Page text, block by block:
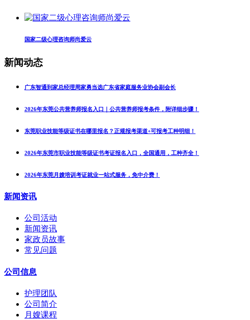
国家二级心理咨询师尚爱云
新闻动态
广东智通到家总经理周家勇当选广东省家庭服务业协会副会长
2026年东莞公共营养师报名入口｜公共营养师报考条件，附详细步骤！
东莞职业技能等级证书在哪里报名？正规报考渠道+可报考工种明细！
2026年东莞市职业技能等级证书考证报名入口，全国通用，工种齐全！
2026年东莞月嫂培训考证就业一站式服务，免中介费！
新闻资讯
公司活动
新闻资讯
家政员故事
常见问题
公司信息
护理团队
公司简介
月嫂课程